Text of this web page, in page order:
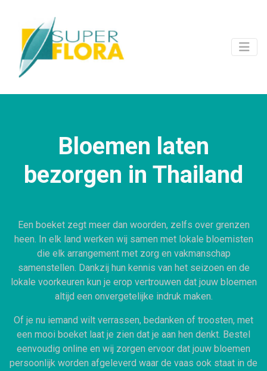
Bloemen laten
bezorgen in Thailand
Een boeket zegt meer dan woorden, zelfs over grenzen
heen. In elk land werken wij samen met lokale bloemisten
die elk arrangement met zorg en vakmanschap
samenstellen. Dankzij hun kennis van het seizoen en de
lokale voorkeuren kun je erop vertrouwen dat jouw bloemen
altijd een onvergetelijke indruk maken.
Of je nu iemand wilt verrassen, bedanken of troosten, met
een mooi boeket laat je zien dat je aan hen denkt. Bestel
eenvoudig online en wij zorgen ervoor dat jouw bloemen
persoonlijk worden afgeleverd waar de vaas ook staat in de